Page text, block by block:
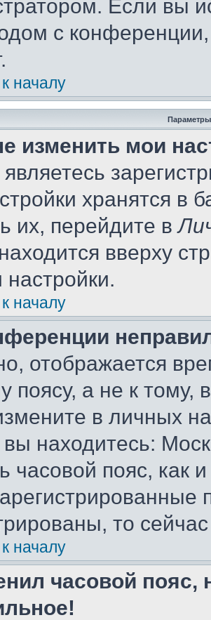
Если вы
с
началу
Параметры
изменить мои
хранятся в
их, перейдите в
вверху
настройки.
началу
отображается
поясу, а не к тому,
в личных
находитесь:
часовой пояс, как
то
началу
часовой пояс,